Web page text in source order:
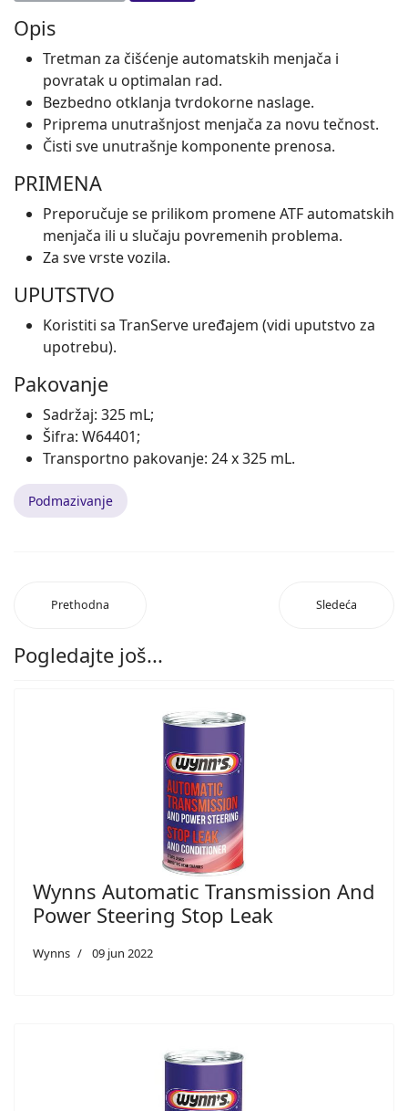
Opis
Tretman za čišćenje automatskih menjača i
povratak u optimalan rad.
Bezbedno otklanja tvrdokorne naslage.
Priprema unutrašnjost menjača za novu tečnost.
Čisti sve unutrašnje komponente prenosa.
PRIMENA
Preporučuje se prilikom promene ATF automatskih
menjača ili u slučaju povremenih problema.
Za sve vrste vozila.
UPUTSTVO
Koristiti sa TranServe uređajem (vidi uputstvo za
upotrebu).
Pakovanje
Sadržaj: 325 mL;
Šifra: W64401;
Transportno pakovanje: 24 x 325 mL.
Podmazivanje
Prethodna Sledeća
Pogledajte još...
Wynns Automatic Transmission And
Power Steering Stop Leak
Wynns 09 jun 2022